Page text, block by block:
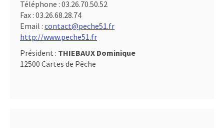
Téléphone : 03.26.70.50.52
Fax : 03.26.68.28.74
Email : contact@peche51.fr
http://www.peche51.fr
Président : THIEBAUX Dominique
12500 Cartes de Pêche